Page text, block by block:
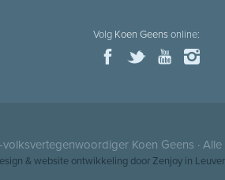
Volg Koen Geensonline:
volksvertegenwoordiger Koen Geens ·
&website ontwikkelingdoor Zenjoy in